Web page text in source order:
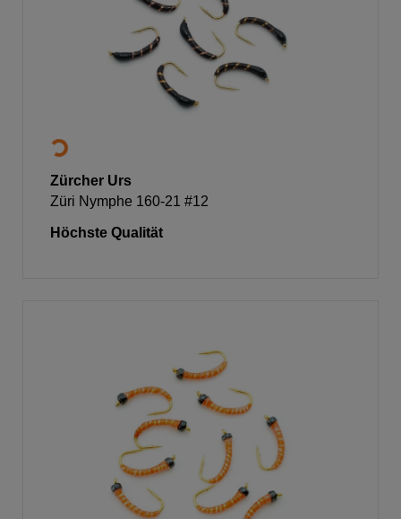
Zürcher Urs
Züri Nymphe 160-21 #12
Höchste Qualität